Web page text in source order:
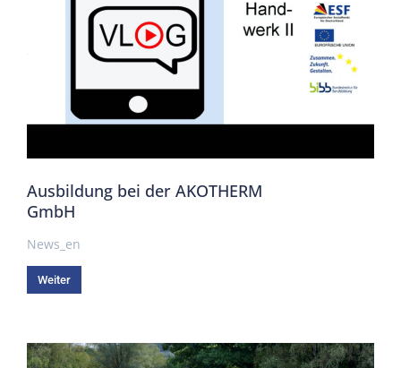
Ausbildung bei der AKOTHERM
GmbH
News_en
Weiter